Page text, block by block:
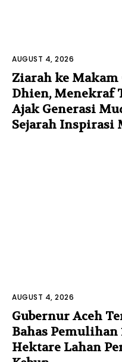
AUGUST 4, 2026
Ziarah ke Makam
Dhien, Menekraf
Ajak Generasi
Sejarah Inspirasi
AUGUST 4, 2026
Gubernur Aceh
Bahas Pemulihan
Hektare Lahan